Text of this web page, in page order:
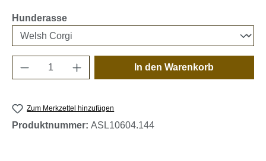
Hunderasseauswählen
Produkt Anzahl: Gib den gewünschten
In den Warenkorb
Zum Merkzettel hinzufügen
Produktnummer: ASL10604.144